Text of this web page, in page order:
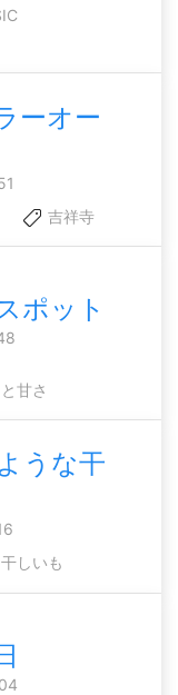
ーオー
吉祥寺
ポット
甘さ
うな干
干しいも